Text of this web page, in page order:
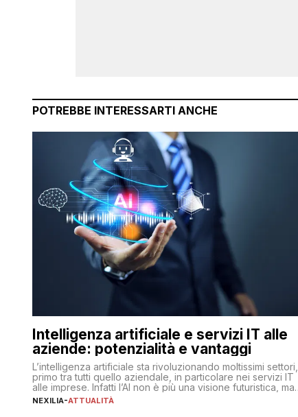
POTREBBE INTERESSARTI ANCHE
Intelligenza artificiale e servizi IT alle
aziende: potenzialità e vantaggi
L’intelligenza artificiale sta rivoluzionando moltissimi settori,
primo tra tutti quello aziendale, in particolare nei servizi IT
alle imprese. Infatti l’AI non è più una visione futuristica, ma
una realtà operativa che sta portando a un cambio
NEXILIA-ATTUALITÀ